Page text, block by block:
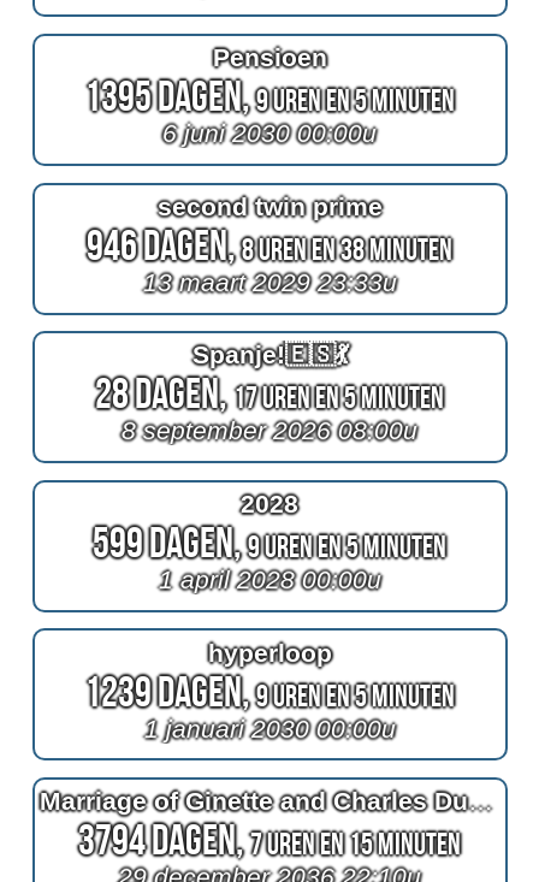
Pensioen
1395 Dagen,9 Uren en 5 Minuten
6 juni 2030 00:00u
second twin prime
946 Dagen,8 Uren en 38 Minuten
13 maart 2029 23:33u
Spanje!🇪🇸💃
28 Dagen,17 Uren en 5 Minuten
8 september 2026 08:00u
2028
599 Dagen,9 Uren en 5 Minuten
1 april 2028 00:00u
hyperloop
1239 Dagen,9 Uren en 5 Minuten
1 januari 2030 00:00u
Marriage of Ginette and Charles Duchaine (Morin)
3794 Dagen,7 Uren en 15 Minuten